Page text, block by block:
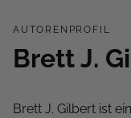
AUTORENPROFIL
Brett J.
Brett J. Gilbert ist